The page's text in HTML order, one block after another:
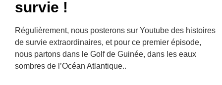
survie !
Régulièrement, nous posterons sur Youtube des histoires
de survie extraordinaires, et pour ce premier épisode,
nous partons dans le Golf de Guinée, dans les eaux
sombres de l’Océan Atlantique..